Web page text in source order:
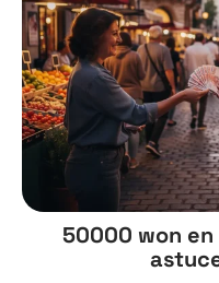
50000 won